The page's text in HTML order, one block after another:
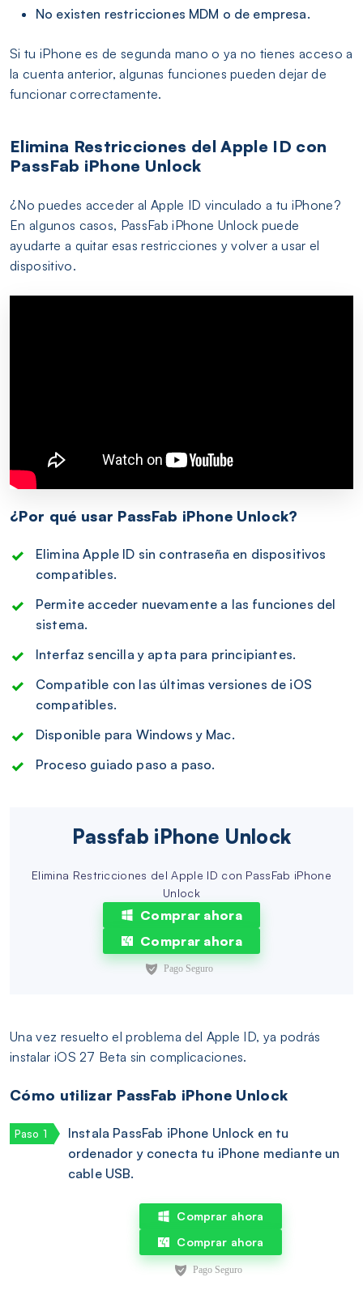
No existen restricciones MDM o de empresa.
Si tu iPhone es de segunda mano o ya no tienes acceso a
la cuenta anterior, algunas funciones pueden dejar de
funcionar correctamente.
Elimina Restricciones del Apple ID con
PassFab iPhone Unlock
¿No puedes acceder al Apple ID vinculado a tu iPhone?
En algunos casos, PassFab iPhone Unlock puede
ayudarte a quitar esas restricciones y volver a usar el
dispositivo.
¿Por qué usar PassFab iPhone Unlock?
Elimina Apple ID sin contraseña en dispositivos
compatibles.
Permite acceder nuevamente a las funciones del
sistema.
Interfaz sencilla y apta para principiantes.
Compatible con las últimas versiones de iOS
compatibles.
Disponible para Windows y Mac.
Proceso guiado paso a paso.
Passfab iPhone Unlock
Elimina Restricciones del Apple ID con PassFab iPhone
Unlock
Comprar ahora
Comprar ahora
Una vez resuelto el problema del Apple ID, ya podrás
instalar iOS 27 Beta sin complicaciones.
Cómo utilizar PassFab iPhone Unlock
Instala PassFab iPhone Unlock en tu
ordenador y conecta tu iPhone mediante un
cable USB.
Comprar ahora
Comprar ahora